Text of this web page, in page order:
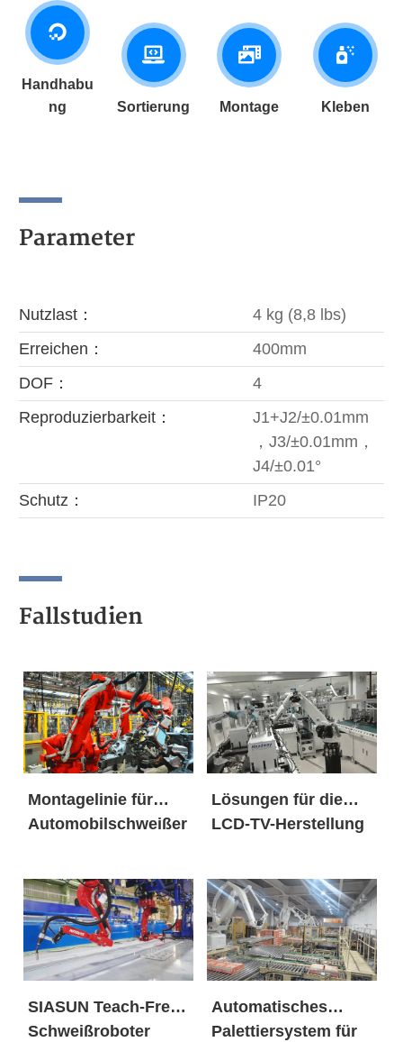
Handhabu
ng
Sortierung Montage Kleben
Parameter
Nutzlast：
4 kg (8,8 lbs)
Erreichen：
400mm
DOF：
4
Reproduzierbarkeit：
J1+J2/±0.01mm
，J3/±0.01mm，
J4/±0.01°
Schutz：
IP20
Fallstudien
Montagelinie für
Automobilschweißer
Lösungen für die
LCD-TV-Herstellung
SIASUN Teach-Free-
Schweißroboter
Automatisches
Palettiersystem für